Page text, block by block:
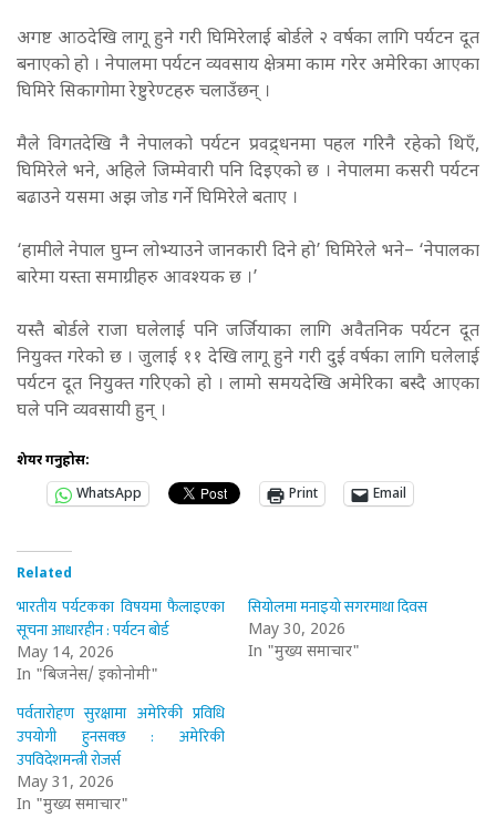
अगष्ट आठदेखि लागू हुने गरी घिमिरेलाई बोर्डले २ वर्षका लागि पर्यटन दूत
बनाएको हो । नेपालमा पर्यटन व्यवसाय क्षेत्रमा काम गरेर अमेरिका आएका
घिमिरे सिकागोमा रेष्टुरेण्टहरु चलाउँछन् ।
मैले विगतदेखि नै नेपालको पर्यटन प्रवद्र्धनमा पहल गरिनै रहेको थिएँ,
घिमिरेले भने, अहिले जिम्मेवारी पनि दिइएको छ । नेपालमा कसरी पर्यटन
बढाउने यसमा अझ जोड गर्ने घिमिरेले बताए ।
‘हामीले नेपाल घुम्न लोभ्याउने जानकारी दिने हो’ घिमिरेले भने– ‘नेपालका
बारेमा यस्ता समाग्रीहरु आवश्यक छ ।’
यस्तै बोर्डले राजा घलेलाई पनि जर्जियाका लागि अवैतनिक पर्यटन दूत
नियुक्त गरेको छ । जुलाई ११ देखि लागू हुने गरी दुई वर्षका लागि घलेलाई
पर्यटन दूत नियुक्त गरिएको हो । लामो समयदेखि अमेरिका बस्दै आएका
घले पनि व्यवसायी हुन् ।
शेयर गर्नुहोस:
WhatsApp
Print Email
Related
भारतीय पर्यटकका विषयमा फैलाइएका
सूचना आधारहीन : पर्यटन बोर्ड
May 14, 2026
In "बिजनेस/ इकोनोमी"
सियोलमा मनाइयो सगरमाथा दिवस
May 30, 2026
In "मुख्य समाचार"
पर्वतारोहण सुरक्षामा अमेरिकी प्रविधि
उपयोगी हुनसक्छ : अमेरिकी
उपविदेशमन्त्री रोजर्स
May 31, 2026
In "मुख्य समाचार"